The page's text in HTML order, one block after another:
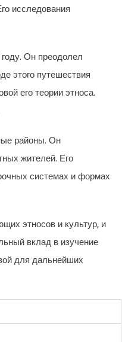
исследования
Он преодолел
этого путешествия
его теории этноса.
районы. Он
жителей. Его
системах и формах
этносов и культур, и
вклад в изучение
для дальнейших